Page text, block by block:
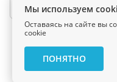
Найти
Мы используем
Оставаясь на сайте вы
cookie
ПОНЯТНО